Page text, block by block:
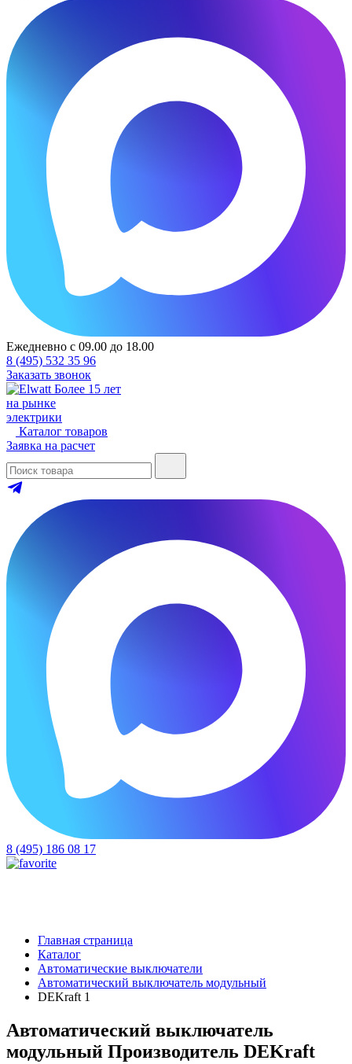
Ежедневно с 09.00 до 18.00
8 (495) 532 35 96
Заказать звонок
Более 15 лет
на рынке
электрики
Каталог товаров
Заявка на расчет
8 (495) 186 08 17
Главная страница
Каталог
Автоматические выключатели
Автоматический выключатель модульный
DEKraft 1
Автоматический выключатель
модульный Производитель DEKraft